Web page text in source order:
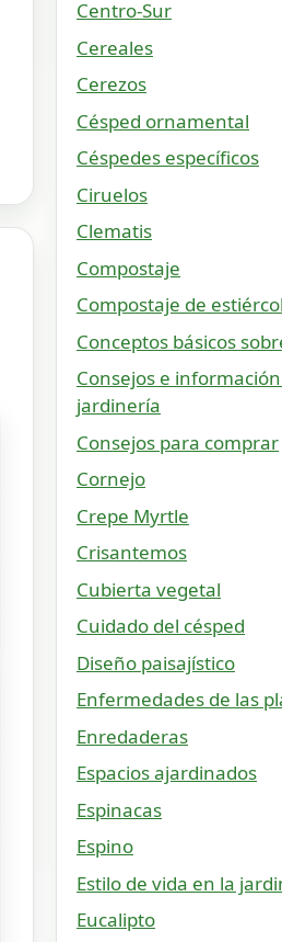
Centro-Sur
Cereales
Cerezos
Césped ornamental
Céspedes específicos
Ciruelos
Clematis
Compostaje
Compostaje de estiércol
Conceptos básicos
Consejos e
jardinería
Consejos para comprar
Cornejo
Crepe Myrtle
Crisantemos
Cubierta vegetal
Cuidado del césped
Diseño paisajístico
Enfermedades de las
Enredaderas
Espacios ajardinados
Espinacas
Espino
Estilo de vida en la
Eucalipto